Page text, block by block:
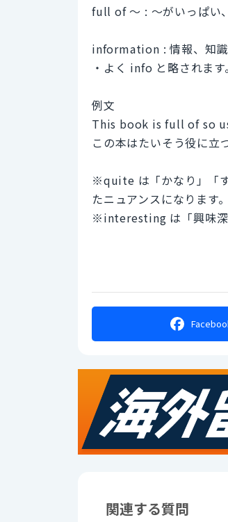
full of 〜 : 〜がいっぱい
information : 情報、知識
・よく info と略されます。
例文
This book is full of so
この本はたいそう役に立
※quite は「かなり」「
たニュアンスになります。
※interesting は「興味深
関連する質問